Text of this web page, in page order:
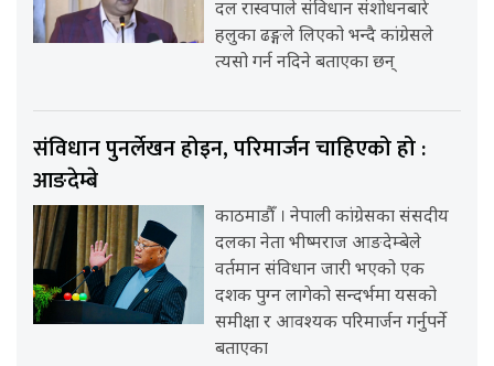
दल रास्वपाले संविधान संशोधनबारे
हलुका ढङ्गले लिएको भन्दै कांग्रेसले
त्यसो गर्न नदिने बताएका छन्
संविधान पुनर्लेखन होइन, परिमार्जन चाहिएको हो :
आङदेम्बे
काठमाडौँ । नेपाली कांग्रेसका संसदीय
दलका नेता भीष्मराज आङदेम्बेले
वर्तमान संविधान जारी भएको एक
दशक पुग्न लागेको सन्दर्भमा यसको
समीक्षा र आवश्यक परिमार्जन गर्नुपर्ने
बताएका